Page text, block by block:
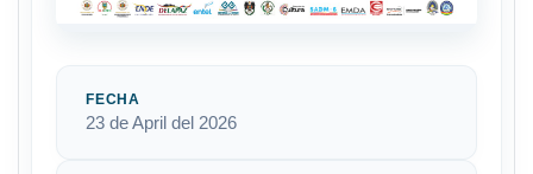
FECHA
23 de April del 2026